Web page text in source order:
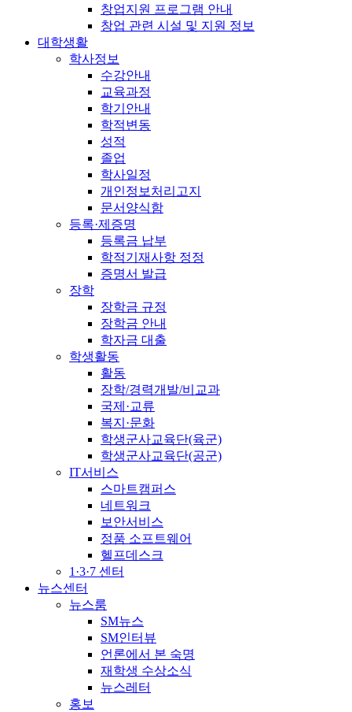
창업지원 프로그램 안내
창업 관련 시설 및 지원 정보
대학생활
학사정보
수강안내
교육과정
학기안내
학적변동
성적
졸업
학사일정
개인정보처리고지
문서양식함
등록·제증명
등록금 납부
학적기재사항 정정
증명서 발급
장학
장학금 규정
장학금 안내
학자금 대출
학생활동
활동
장학/경력개발/비교과
국제·교류
복지·문화
학생군사교육단(육군)
학생군사교육단(공군)
IT서비스
스마트캠퍼스
네트워크
보안서비스
정품 소프트웨어
헬프데스크
1·3·7 센터
뉴스센터
뉴스룸
SM뉴스
SM인터뷰
언론에서 본 숙명
재학생 수상소식
뉴스레터
홍보